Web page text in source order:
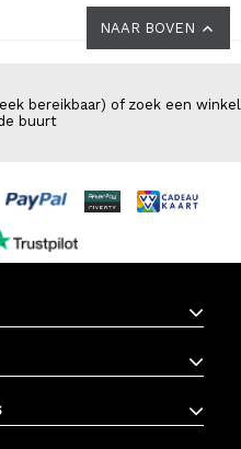
NAAR BOVEN
bereikbaar) of zoek een winkel
buurt